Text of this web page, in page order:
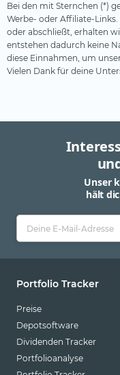
Bei den mit Sternchen (*)
Werbe- oder Affiliate-
oder abschließt, erhalten
entstehen dadurch keine
diese Einnahmen, um
Vielen Dank für deine
Unser
hält
Portfolio Tracker
Preise
Depotsoftware
Dividenden Tracker
Portfolioanalyse